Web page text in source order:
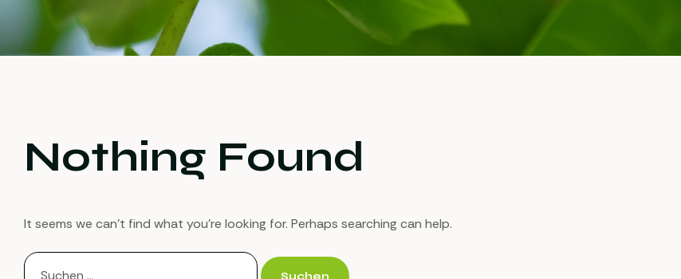
Nothing Found
It seems we can’t find what you’re looking for. Perhaps searching can help.